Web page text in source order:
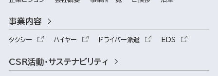
事業内容
タクシー ハイヤー ドライバー派遣 EDS
CSR活動・サステナビリティ